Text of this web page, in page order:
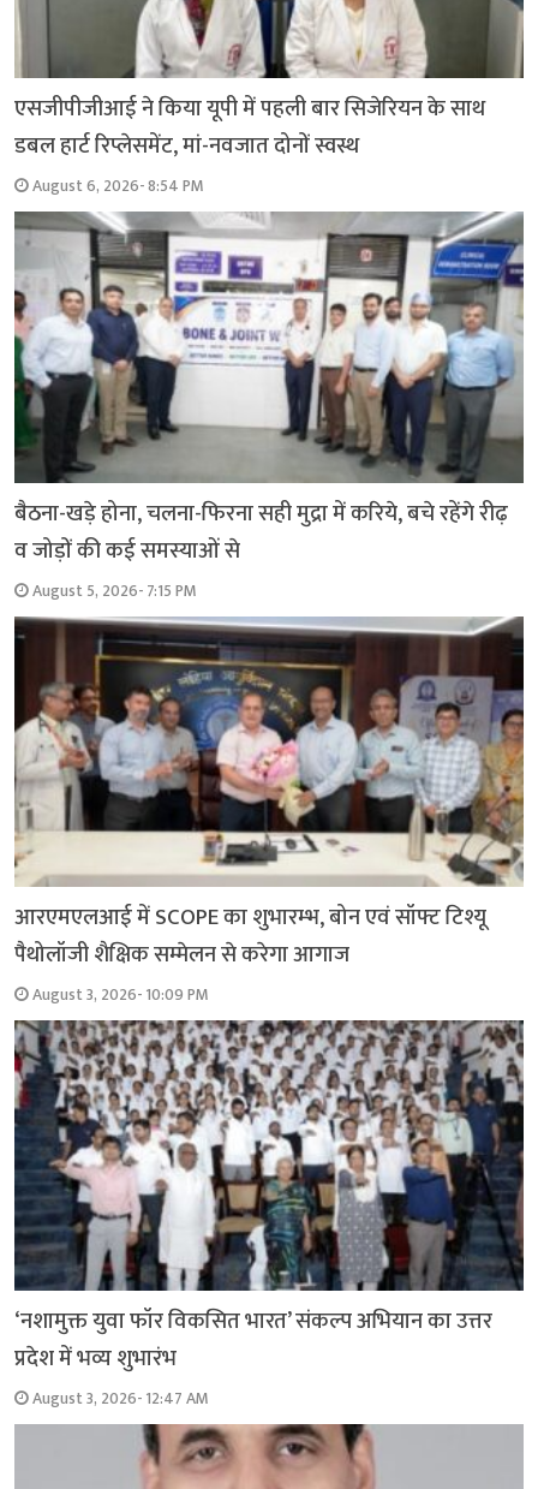
एसजीपीजीआई ने किया यूपी में पहली बार सिजेरियन के साथ
डबल हार्ट रिप्लेसमेंट, मां-नवजात दोनों स्वस्थ
August 6, 2026- 8:54 PM
बैठना-खड़े होना, चलना-फिरना सही मुद्रा में करिये, बचे रहेंगे रीढ़
व जोड़ों की कई समस्याओं से
August 5, 2026- 7:15 PM
आरएमएलआई में SCOPE का शुभारम्भ, बोन एवं सॉफ्ट टिश्यू
पैथोलॉजी शैक्षिक सम्मेलन से करेगा आगाज
August 3, 2026- 10:09 PM
‘नशामुक्त युवा फॉर विकसित भारत’ संकल्प अभियान का उत्तर
प्रदेश में भव्य शुभारंभ
August 3, 2026- 12:47 AM